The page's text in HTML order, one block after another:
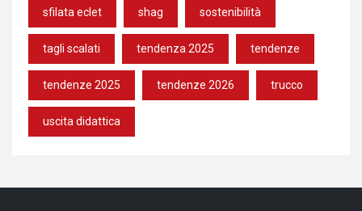
sfilata eclet shag sostenibilità
tagli scalati tendenza 2025 tendenze
tendenze 2025 tendenze 2026 trucco
uscita didattica